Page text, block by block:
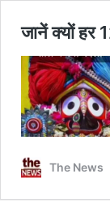
जानें क्यों हर
The News